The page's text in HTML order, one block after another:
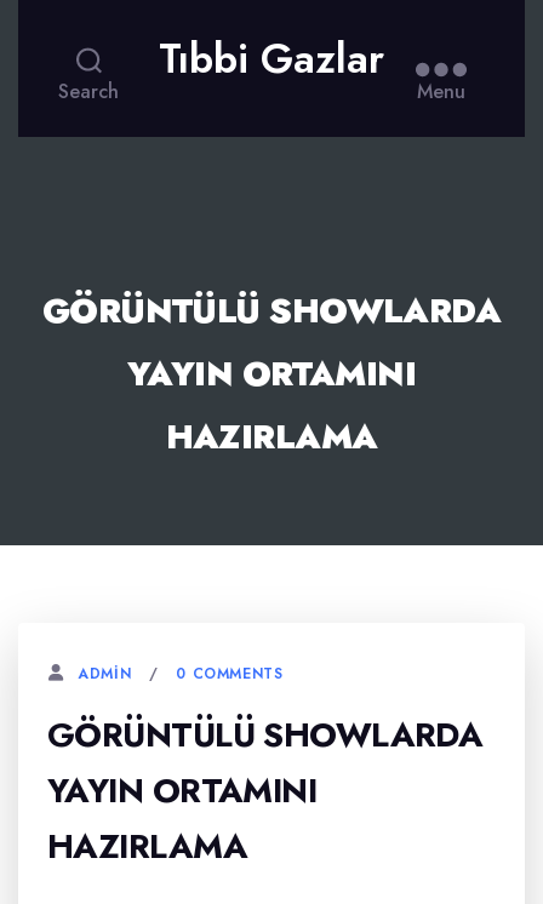
Search
Tıbbi Gazlar
Menu
GÖRÜNTÜLÜ SHOWLARDA
YAYIN ORTAMINI
HAZIRLAMA
ADMIN 0 COMMENTS
GÖRÜNTÜLÜ SHOWLARDA
YAYIN ORTAMINI
HAZIRLAMA